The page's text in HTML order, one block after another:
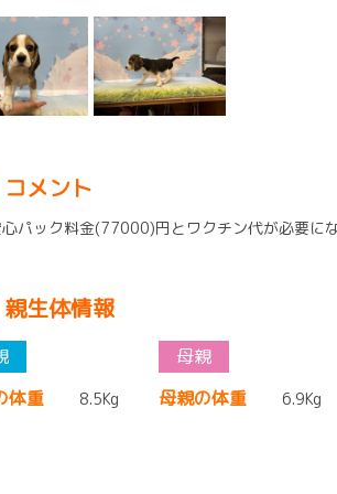
コメント
パック料金(77000)円とワクチン代が必要にな
親生体情報
体重 8.5Kg 母親の体重 6.9Kg